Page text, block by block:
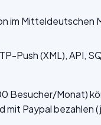
im Mitteldeutschen
Push (XML), API,
Besucher/Monat)
mit Paypal bezahlen